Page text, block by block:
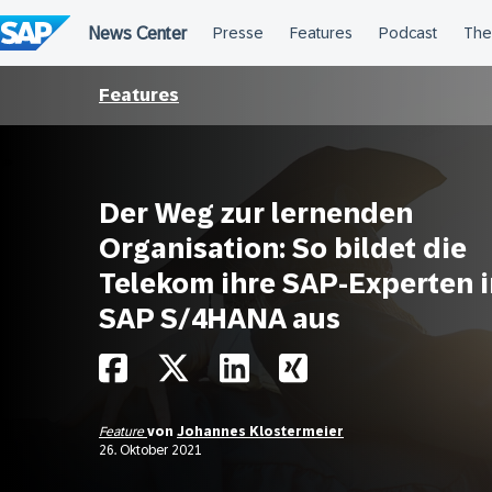
Features
Der Weg zur lernenden
Organisation: So bildet die
Telekom ihre SAP-Experten
SAP S/4HANA aus
Featurevon Johannes Klostermeier
26. Oktober 2021